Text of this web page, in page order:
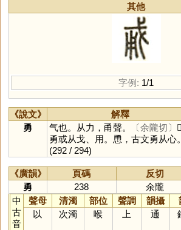
其他
字例: 1/1
《說文》 解釋
勇
气也。从力，甬聲。 〔余隴切〕
勇或从戈、用。恿，古文勇从心。
(292 / 294)
《廣韻》 頁碼 反切
勇
238
余隴
中
古
音
聲母 清濁 部位 聲調 韻攝
以
次濁 喉 上 通